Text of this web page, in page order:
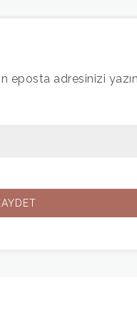
eposta adresinizi